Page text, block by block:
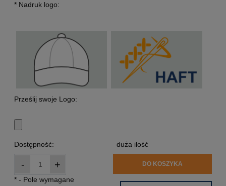
* Nadruk logo:
Prześlij swoje Logo:
Dostępność: duża ilość
- + DO KOSZYKA
* - Pole wymagane